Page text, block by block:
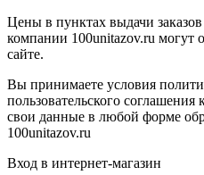
Цены в пунктах выдачи
компании 100unitazov.ru могут
сайте.
Вы принимаете условия
пользовательского соглашения
свои данные в любой форме
100unitazov.ru
Вход в интернет-магазин